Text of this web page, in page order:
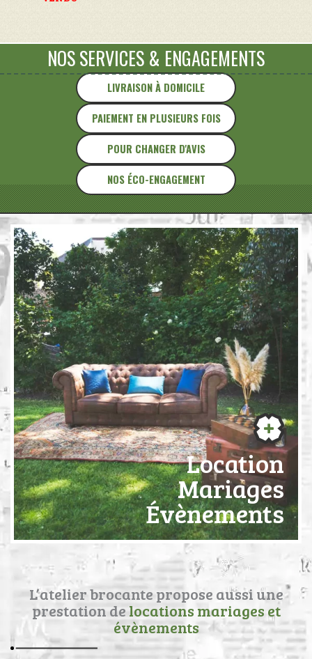
LIVRAISON À DOMICILE
PAIEMENT EN PLUSIEURS FOIS
NOS SERVICES & ENGAGEMENTS
POUR CHANGER D'AVIS
NOS ÉCO-ENGAGEMENT
Location
Mariages
Évènements
L’atelier brocante propose aussi une
prestation de locations mariages et
évènements